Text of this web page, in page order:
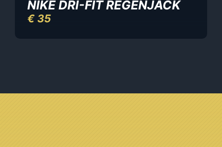
NIKE DRI-FIT REGENJACK
€ 35